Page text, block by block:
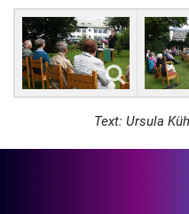
Text: Ursula